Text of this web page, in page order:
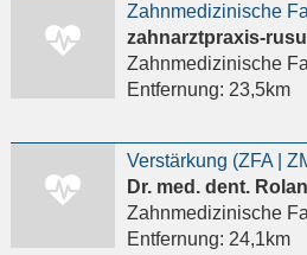
Zahnmedizinische
zahnarztpraxis-rusu
Zahnmedizinische
Entfernung: 23,5km
Dr. med. dent.
Zahnmedizinische
Entfernung: 24,1km